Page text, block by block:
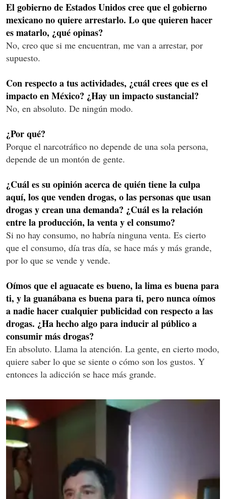
El gobierno de Estados Unidos cree que el gobierno
mexicano no quiere arrestarlo. Lo que quieren hacer
es matarlo, ¿qué opinas?
No, creo que si me encuentran, me van a arrestar, por
supuesto.
Con respecto a tus actividades, ¿cuál crees que es el
impacto en México? ¿Hay un impacto sustancial?
No, en absoluto. De ningún modo.
¿Por qué?
Porque el narcotráfico no depende de una sola persona,
depende de un montón de gente.
¿Cuál es su opinión acerca de quién tiene la culpa
aquí, los que venden drogas, o las personas que usan
drogas y crean una demanda? ¿Cuál es la relación
entre la producción, la venta y el consumo?
Si no hay consumo, no habría ninguna venta. Es cierto
que el consumo, día tras día, se hace más y más grande,
por lo que se vende y vende.
Oímos que el aguacate es bueno, la lima es buena para
ti, y la guanábana es buena para ti, pero nunca oímos
a nadie hacer cualquier publicidad con respecto a las
drogas. ¿Ha hecho algo para inducir al público a
consumir más drogas?
En absoluto. Llama la atención. La gente, en cierto modo,
quiere saber lo que se siente o cómo son los gustos. Y
entonces la adicción se hace más grande.